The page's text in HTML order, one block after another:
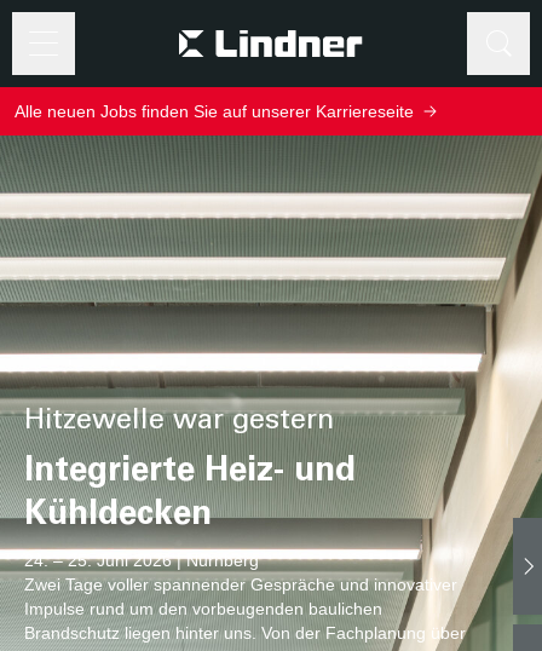
Suche
Suche
Alle neuen Jobs finden Sie auf unserer Karriereseite
Verantwortungsbewusste Führung.
Ausgezeichneter Weitblick.
Lindner Group zählt zu den
Best Managed Companies
2026
Der Best Managed Companies Award 2026 ehrt die
Lindner Group als vorbildlich geführtes Unternehmen mit